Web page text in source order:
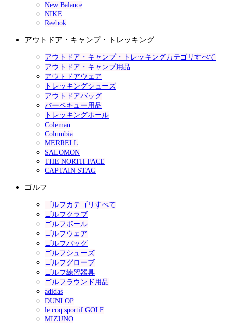
New Balance
NIKE
Reebok
アウトドア・キャンプ・トレッキング
アウトドア・キャンプ・トレッキングカテゴリすべて
アウトドア・キャンプ用品
アウトドアウェア
トレッキングシューズ
アウトドアバッグ
バーベキュー用品
トレッキングポール
Coleman
Columbia
MERRELL
SALOMON
THE NORTH FACE
CAPTAIN STAG
ゴルフ
ゴルフカテゴリすべて
ゴルフクラブ
ゴルフボール
ゴルフウェア
ゴルフバッグ
ゴルフシューズ
ゴルフグローブ
ゴルフ練習器具
ゴルフラウンド用品
adidas
DUNLOP
le coq sportif GOLF
MIZUNO